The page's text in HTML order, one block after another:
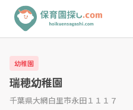
幼稚園
瑞穂幼稚園
千葉県大網白里市永田１１１７